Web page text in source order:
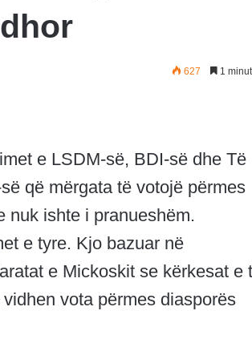
627 1
e LSDM-së, BDI-së dhe Të
që mërgata të votojë përmes
nuk ishte i pranueshëm.
e tyre. Kjo bazuar në
e Mickoskit se kërkesat e
vota përmes diasporës